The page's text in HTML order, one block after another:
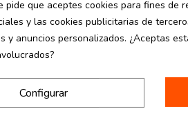
con tapa
cm
15.13 €
0.61 € / Ud.
han comprado:
pide que aceptes cookies para fines de
y las cookies publicitarias de
y anuncios personalizados. ¿Aceptas
Configurar